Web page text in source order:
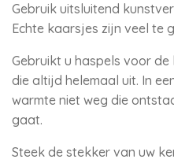
Gebruik uitsluitend
Echte kaarsjes zijn veel te
Gebruikt u haspels voor de
die altijd helemaal uit. In
warmte niet weg die
gaat.
Steek de stekker van uw